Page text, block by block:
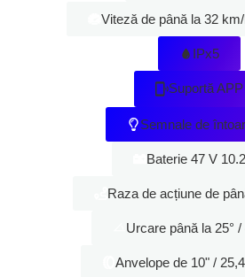
Viteză de până la 32
IPx5
Suportă APP
Semnale de
Baterie 47 V
Raza de acțiune de
Urcare până la 25°
Anvelope de 10" /